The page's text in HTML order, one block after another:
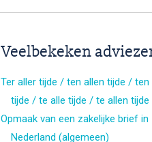
Veelbekeken
Ter aller tijde / ten allen tijde / ten
tijde / te alle tijde / te allen tijde
Opmaak van een zakelijke brief in
Nederland (algemeen)